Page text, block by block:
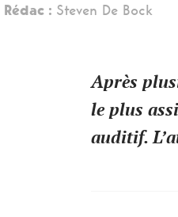
Rédac : Steven De Bock
Après
le plus
auditif.